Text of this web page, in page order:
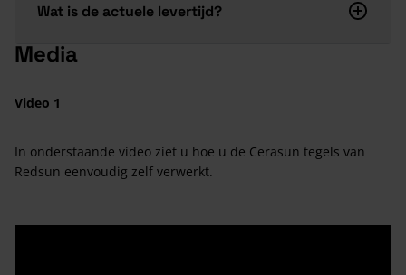
Wat is de actuele levertijd?
Media
Video 1
In onderstaande video ziet u hoe u de Cerasun tegels van
Redsun eenvoudig zelf verwerkt.